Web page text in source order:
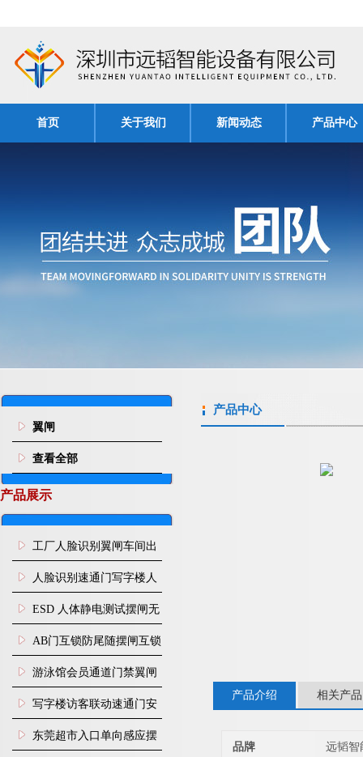
首页 关于我们 新闻动态 产品中心
翼闸
查看全部
产品展示
工厂人脸识别翼闸车间出
入口人行通道门禁
人脸识别速通门写字楼人
行通道闸门禁设备
ESD 人体静电测试摆闸无
尘车间防静电闸机
AB门互锁防尾随摆闸互锁
闸机
游泳馆会员通道门禁翼闸
写字楼访客联动速通门安
装
东莞超市入口单向感应摆
产品中心
产品介绍 相关产品
品牌 远韬智